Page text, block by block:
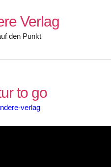
Verlag
den Punkt
to go
verlag